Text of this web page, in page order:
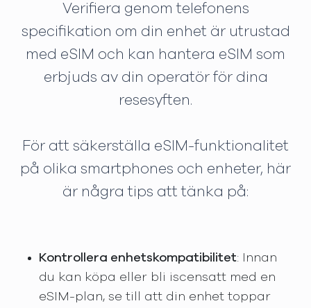
Verifiera genom telefonens
specifikation om din enhet är utrustad
med eSIM och kan hantera eSIM som
erbjuds av din operatör för dina
resesyften.
För att säkerställa eSIM-funktionalitet
på olika smartphones och enheter, här
är några tips att tänka på:
Kontrollera enhetskompatibilitet: Innan
du kan köpa eller bli iscensatt med en
eSIM-plan, se till att din enhet toppar